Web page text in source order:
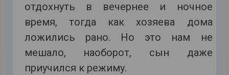
отдохнуть в вечернее и ночное
время, тогда как хозяева дома
ложились рано. Но это нам не
мешало, наоборот, сын даже
приучился к режиму.